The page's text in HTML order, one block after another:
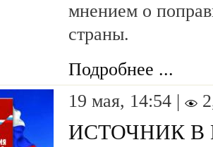
мнением о
страны.
Подробнее ...
19 мая, 14:54 |
ИСТОЧНИК В